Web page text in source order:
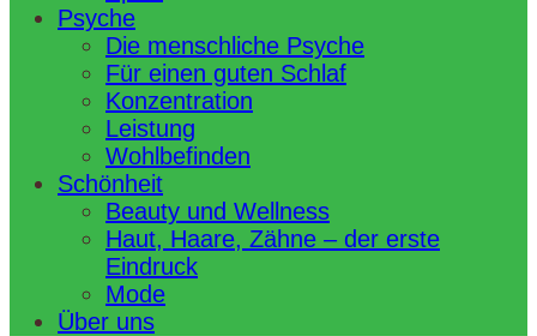
Psyche
Die menschliche Psyche
Für einen guten Schlaf
Konzentration
Leistung
Wohlbefinden
Schönheit
Beauty und Wellness
Haut, Haare, Zähne – der erste
Eindruck
Mode
Über uns